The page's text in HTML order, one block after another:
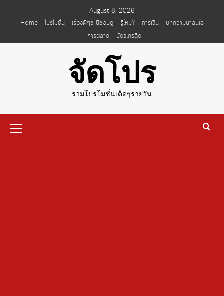
August 8, 2026
Home
โปรโมชั่น เรื่องผีๆชะนีชอบดู รู้ไหม? การเงิน
บทความน่าสนใจ
การตลาด
บัตรเครดิต
จัดโปร
รวมโปรโมชั่นเด็ดๆรายวัน
Menu